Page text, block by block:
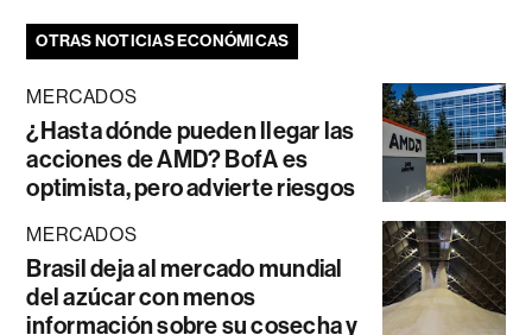
OTRAS NOTICIAS ECONÓMICAS
MERCADOS
¿Hasta dónde pueden llegar las
acciones de AMD? BofA es
optimista, pero advierte riesgos
MERCADOS
Brasil deja al mercado mundial
del azúcar con menos
información sobre su cosecha y